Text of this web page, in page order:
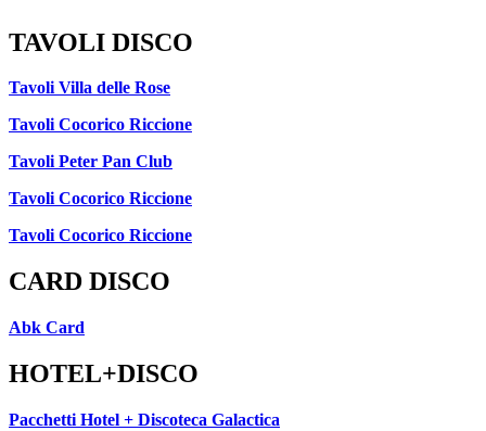
TAVOLI DISCO
Tavoli Villa delle Rose
Tavoli Cocorico Riccione
Tavoli Peter Pan Club
Tavoli Cocorico Riccione
Tavoli Cocorico Riccione
CARD DISCO
Abk Card
HOTEL+DISCO
Pacchetti Hotel + Discoteca Galactica